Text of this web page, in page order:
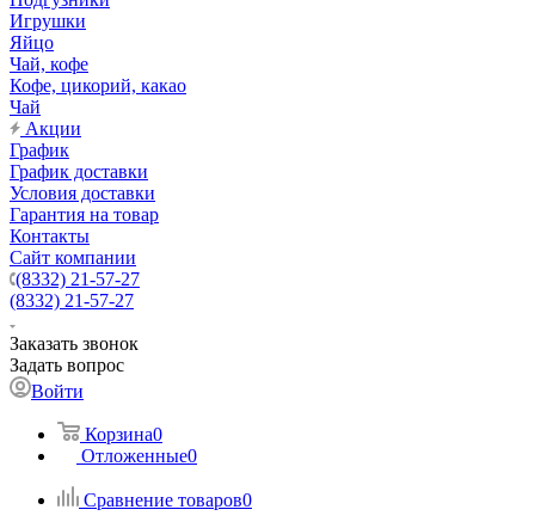
Игрушки
Яйцо
Чай, кофе
Кофе, цикорий, какао
Чай
Акции
График
График доставки
Условия доставки
Гарантия на товар
Контакты
Сайт компании
(8332) 21-57-27
(8332) 21-57-27
Заказать звонок
Задать вопрос
Войти
Корзина0
Отложенные0
Сравнение товаров0